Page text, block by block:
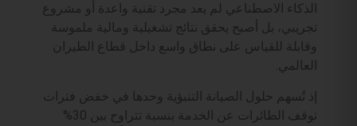
الذكاء الاصطناعي لم يعد مجرد تقنية واعدة أو مشروع
تجريبي، بل أصبح يحقق نتائج تشغيلية ومالية ملموسة
وقابلة للقياس على نطاق واسع داخل قطاع الطيران
العالمي.
إذ تُسهم حلول الصيانة التنبؤية وحدها في خفض فترات
توقف الطائرات عن الخدمة بنسبة تتراوح بين 30%